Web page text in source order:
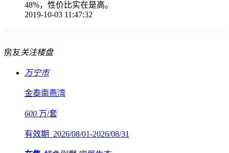
48%，性价比实在是高。
2019-10-03 11:47:32
房友关注楼盘
万宁市
金泰南燕湾
600 万/套
有效期 2026/08/01-2026/08/31